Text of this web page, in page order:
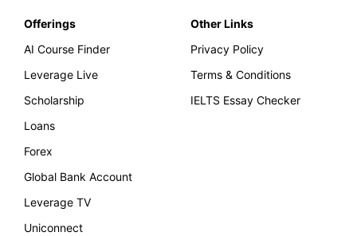
Offerings
AI Course Finder
Leverage Live
Scholarship
Loans
Forex
Global Bank Account
Leverage TV
Uniconnect
Other Links
Privacy Policy
Terms & Conditions
IELTS Essay Checker